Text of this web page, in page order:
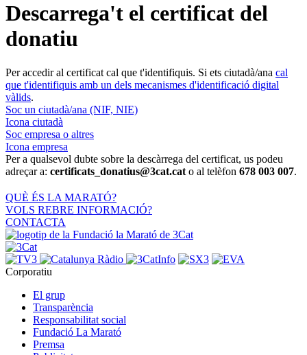
Descarrega't el certificat del
donatiu
Per accedir al certificat cal que t'identifiquis. Si ets ciutadà/ana cal
que t'identifiquis amb un dels mecanismes d'identificació digital
vàlids.
Soc un ciutadà/ana (NIF, NIE)
Icona ciutadà
Soc empresa o altres
Icona empresa
Per a qualsevol dubte sobre la descàrrega del certificat, us podeu
adreçar a: certificats_donatius@3cat.cat o al telèfon 678 003 007.
QUÈ ÉS LA MARATÓ?
VOLS REBRE INFORMACIÓ?
CONTACTA
Corporatiu
El grup
Transparència
Responsabilitat social
Fundació La Marató
Premsa